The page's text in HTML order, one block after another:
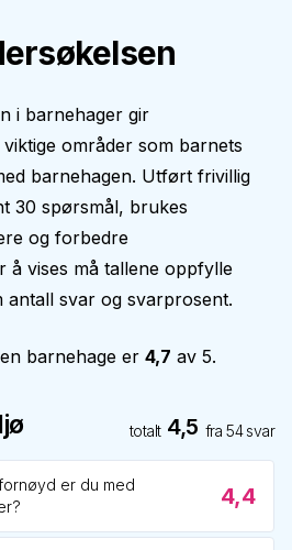
i barnehager gir
områder som barnets
barnehagen. Utført frivillig
30 spørsmål, brukes
og forbedre
å vises må tallene oppfylle
antall svar og svarprosent.
barnehage er 4,7 av 5.
totalt 4,5 fra54svar
er du med
4,4